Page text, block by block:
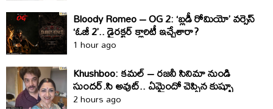
Bloody Romeo – OG 2: ‘బ్లడీ రోమియో’ వర్సెస్‌
‘ఓజీ 2’.. డైరక్టర్‌ క్లారిటీ ఇచ్చేశారా?
1 hour ago
Khushboo: కమల్‌ – రజనీ సినిమా నుండి
సుందర్‌.సి అవుట్‌.. ఏమైందో చెప్పిన కుష్బూ
2 hours ago